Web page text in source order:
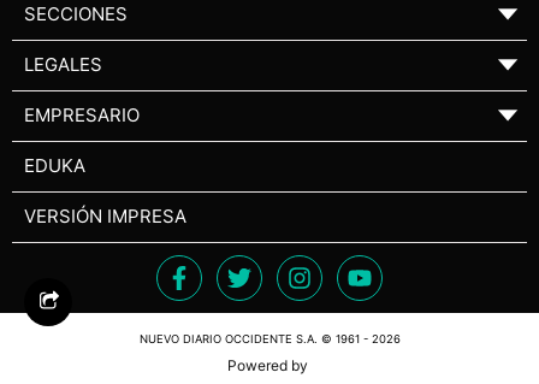
SECCIONES ▼
LEGALES ▼
EMPRESARIO ▼
EDUKA
VERSIÓN IMPRESA
NUEVO DIARIO OCCIDENTE S.A. © 1961 - 2026
Powered by